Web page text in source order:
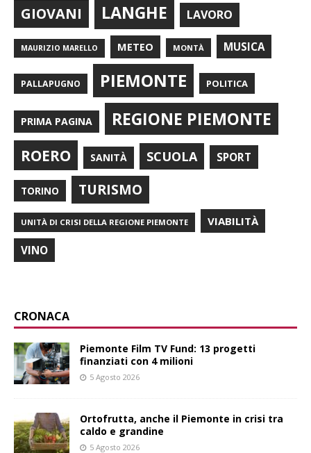
GIOVANI LANGHE LAVORO
MAURIZIO MARELLO METEO MONTÀ MUSICA
PALLAPUGNO PIEMONTE POLITICA
PRIMA PAGINA REGIONE PIEMONTE
ROERO SANITÀ SCUOLA SPORT
TORINO TURISMO
UNITÀ DI CRISI DELLA REGIONE PIEMONTE VIABILITÀ
VINO
CRONACA
Piemonte Film TV Fund: 13 progetti
finanziati con 4 milioni
5 Agosto 2026
Ortofrutta, anche il Piemonte in crisi tra
caldo e grandine
5 Agosto 2026